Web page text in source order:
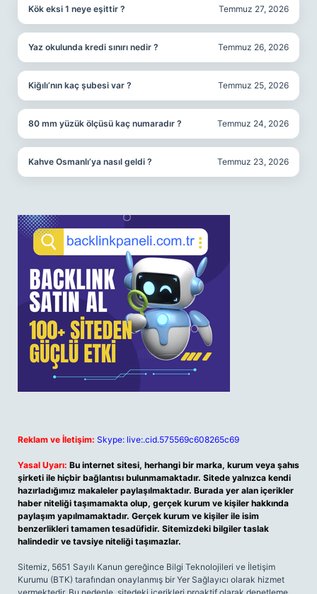
Kök eksi 1 neye eşittir ? Temmuz 27, 2026
Yaz okulunda kredi sınırı nedir ? Temmuz 26, 2026
Kiğılı’nın kaç şubesi var ? Temmuz 25, 2026
80 mm yüzük ölçüsü kaç numaradır ? Temmuz 24, 2026
Kahve Osmanlı’ya nasıl geldi ? Temmuz 23, 2026
Reklam ve İletişim: Skype: live:.cid.575569c608265c69
Yasal Uyarı: Bu internet sitesi, herhangi bir marka, kurum veya şahıs
şirketi ile hiçbir bağlantısı bulunmamaktadır. Sitede yalnızca kendi
hazırladığımız makaleler paylaşılmaktadır. Burada yer alan içerikler
haber niteliği taşımamakta olup, gerçek kurum ve kişiler hakkında
paylaşım yapılmamaktadır. Gerçek kurum ve kişiler ile isim
benzerlikleri tamamen tesadüfidir. Sitemizdeki bilgiler taslak
halindedir ve tavsiye niteliği taşımazlar.
Sitemiz, 5651 Sayılı Kanun gereğince Bilgi Teknolojileri ve İletişim
Kurumu (BTK) tarafından onaylanmış bir Yer Sağlayıcı olarak hizmet